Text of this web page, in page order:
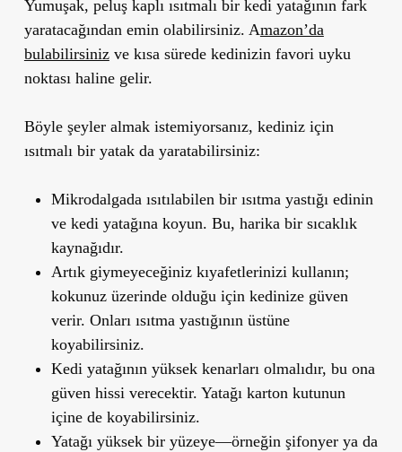
Yumuşak, peluş kaplı ısıtmalı bir kedi yatağının fark
yaratacağından emin olabilirsiniz. Amazon’da
bulabilirsinizve kısa sürede kedinizin favori uyku
noktası haline gelir.
Böyle şeyler almak istemiyorsanız, kediniz için
ısıtmalı bir yatak da yaratabilirsiniz:
Mikrodalgada ısıtılabilen bir ısıtma yastığı edinin
ve kedi yatağına koyun. Bu, harika bir sıcaklık
kaynağıdır.
Artık giymeyeceğiniz kıyafetlerinizi kullanın;
kokunuz üzerinde olduğu için kedinize güven
verir. Onları ısıtma yastığının üstüne
koyabilirsiniz.
Kedi yatağının yüksek kenarları olmalıdır, bu ona
güven hissi verecektir. Yatağı karton kutunun
içine de koyabilirsiniz.
Yatağı yüksek bir yüzeye—örneğin şifonyer ya da